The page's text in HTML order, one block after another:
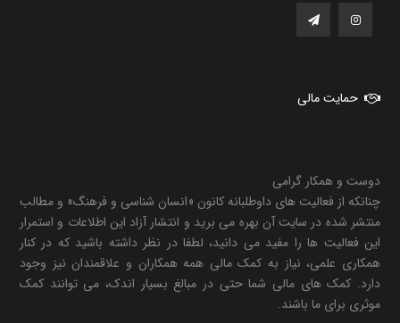
حمایت مالی
دوست و همکار گرامی
چنانکه از فعالیت های داوطلبانه کانون «انسان شناسی و فرهنگ» و مطالب
منتشر شده در سایت آن بهره می برید و انتشار آزاد این اطلاعات و استمرار
این فعالیت ها را مفید می دانید، لطفا در نظر داشته باشید که در کنار
همکاری علمی، نیاز به کمک مالی همه همکاران و علاقمندان نیز وجود
دارد. کمک های مالی شما حتی در مبالغ بسیار اندک، می توانند کمک
موثری برای ما باشند.